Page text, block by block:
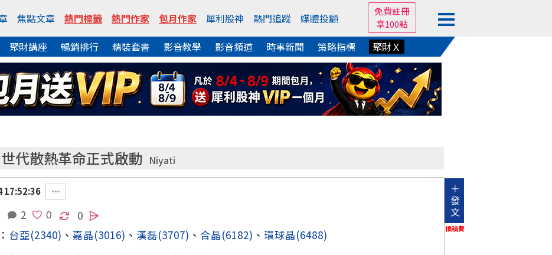
焦點文章 熱門標籤 熱門作家 包月作家 犀利股神 熱門追蹤 媒體投顧
免費註冊
拿100點
聚財講座 暢銷排行 精裝套書 影音教學 影音頻道 時事新聞 策略指標 聚財Ｘ
代散熱革命正式啟動 Niyati
17:52:36
＋
發
文
換稿費
2 0
台亞(2340) 、 嘉晶(3016) 、 漢磊(3707) 、 合晶(6182) 、 環球晶(6488)